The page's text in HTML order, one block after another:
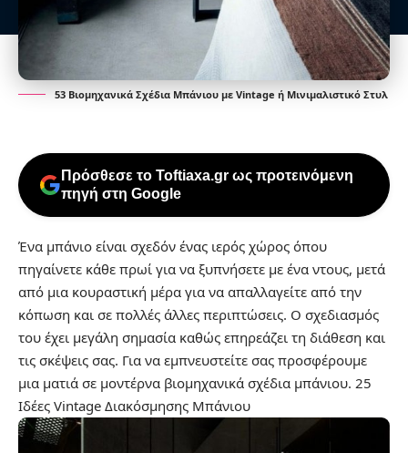
53 Βιομηχανικά Σχέδια Μπάνιου με Vintage ή Μινιμαλιστικό Στυλ
Πρόσθεσε το Toftiaxa.gr ως προτεινόμενη
πηγή στη Google
Ένα μπάνιο είναι σχεδόν ένας ιερός χώρος όπου
πηγαίνετε κάθε πρωί για να ξυπνήσετε με ένα ντους, μετά
από μια κουραστική μέρα για να απαλλαγείτε από την
κόπωση και σε πολλές άλλες περιπτώσεις. Ο σχεδιασμός
του έχει μεγάλη σημασία καθώς επηρεάζει τη διάθεση και
τις σκέψεις σας. Για να εμπνευστείτε σας προσφέρουμε
μια ματιά σε μοντέρνα βιομηχανικά σχέδια μπάνιου. 25
Ιδέες Vintage Διακόσμησης Μπάνιου